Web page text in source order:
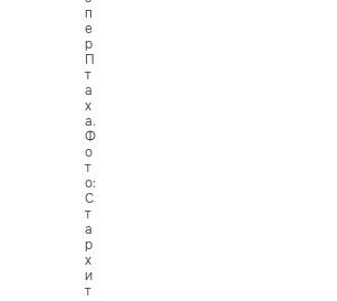
п
е
р
П
т
а
х
а.
Ф
о
т
о:
С
т
а
р
х
и
т